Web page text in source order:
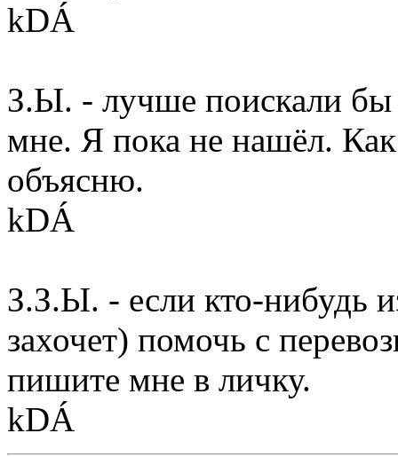
kDÁ
З.Ы. - лучше поискали бы
мне. Я пока не нашёл.
объясню.
kDÁ
З.З.Ы. - если кто-нибудь
захочет) помочь с
пишите мне в личку.
kDÁ